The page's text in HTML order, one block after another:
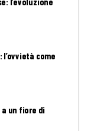
come
un fiore di